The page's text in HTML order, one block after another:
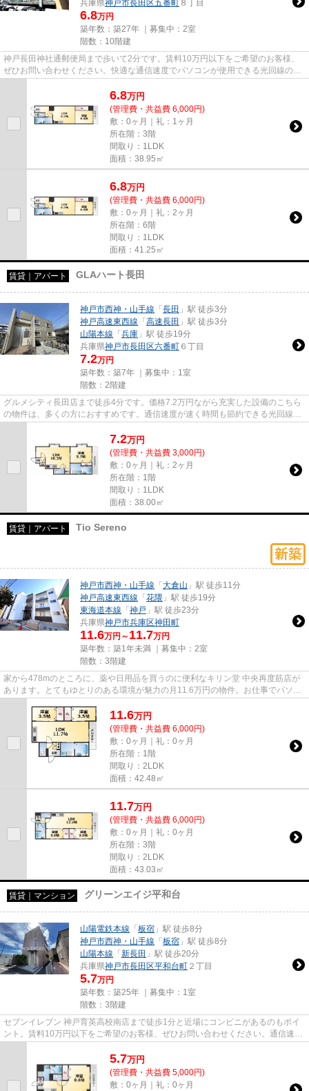
兵庫県神戸市長田区五番町 ８丁目
6.8万円
築年数：築27年 ｜募集中： 2室
階数：10階建
神戸長田神社通郵便局まで歩いて2分です。賃料10万円以下をご希望のお客様、
ぜひお問い合わせください。快適な通信速度でパソコンが使用できる光回線の物
6.8万円
(管理費・共益費 6,000円)
敷：0ヶ月｜礼：1ヶ月
所在階：3階
間取り：1LDK
面積：38.95㎡
6.8万円
(管理費・共益費 6,000円)
敷：0ヶ月｜礼：2ヶ月
所在階：6階
間取り：1LDK
面積：41.25㎡
賃貸｜アパート GLAハート長田
神戸市西神・山手線 「 長田 」駅 徒歩3分
神戸高速東西線 「 高速長田 」駅 徒歩3分
山陽本線 「 兵庫 」駅 徒歩19分
兵庫県神戸市長田区六番町 ６丁目
7.2万円
築年数：築7年 ｜募集中： 1室
階数：2階建
グルメシティ長田店まで徒歩4分です。価格7.2万円ながら充実した設備のこちら
の物件は、多くの方におすすめです。通信速度が速く時間も節約できる光回線を
7.2万円
(管理費・共益費 3,000円)
敷：0ヶ月｜礼：2ヶ月
所在階：1階
間取り：1LDK
面積：38.00㎡
賃貸｜アパート Tio Sereno
神戸市西神・山手線 「 大倉山 」駅 徒歩11分
神戸高速東西線 「 花隈 」駅 徒歩19分
東海道本線 「 神戸 」駅 徒歩23分
兵庫県神戸市兵庫区神田町
11.6万円～ 11.7万円
築年数：築1年未満 ｜募集中： 2室
階数：3階建
家から478mのところに、薬や日用品を買うのに便利なキリン堂 中央再度筋店が
あります。とてもゆとりのある環境が魅力の月11.6万円の物件。お仕事でパソコ
11.6万円
(管理費・共益費 6,000円)
敷：0ヶ月｜礼：0ヶ月
所在階：1階
間取り：2LDK
面積：42.48㎡
11.7万円
(管理費・共益費 6,000円)
敷：0ヶ月｜礼：0ヶ月
所在階：3階
間取り：2LDK
面積：43.03㎡
賃貸｜マンション グリーンエイジ平和台
山陽電鉄本線 「 板宿 」駅 徒歩8分
神戸市西神・山手線 「 板宿 」駅 徒歩8分
山陽本線 「 新長田 」駅 徒歩20分
兵庫県神戸市長田区平和台町 ２丁目
5.7万円
築年数：築25年 ｜募集中： 1室
階数：3階建
セブンイレブン 神戸育英高校南店まで徒歩1分と近場にコンビニがあるのもポイ
ント。賃料10万円以下をご希望のお客様、ぜひお問い合わせください。通信速度
5.7万円
(管理費・共益費 5,000円)
敷：0ヶ月｜礼：0ヶ月